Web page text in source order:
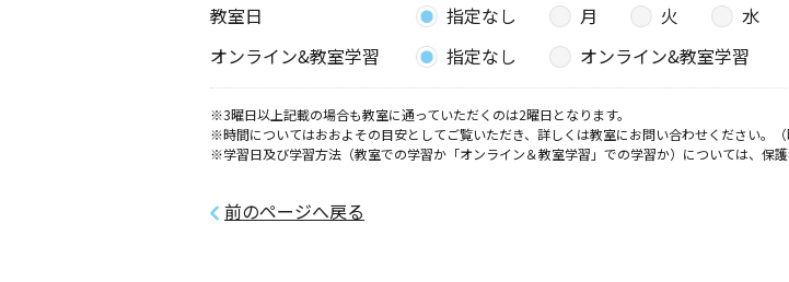
教室日
指定なし 月 火 水
オンライン&教室学習
指定なし オンライン&教室学習
※3曜日以上記載の場合も教室に通っていただくのは2曜日となります。
※時間についてはおおよその目安としてご覧いただき、詳しくは教室にお問い合わせください。
※学習日及び学習方法（教室での学習か「オンライン＆教室学習」での学習か）については、保
前のページへ戻る